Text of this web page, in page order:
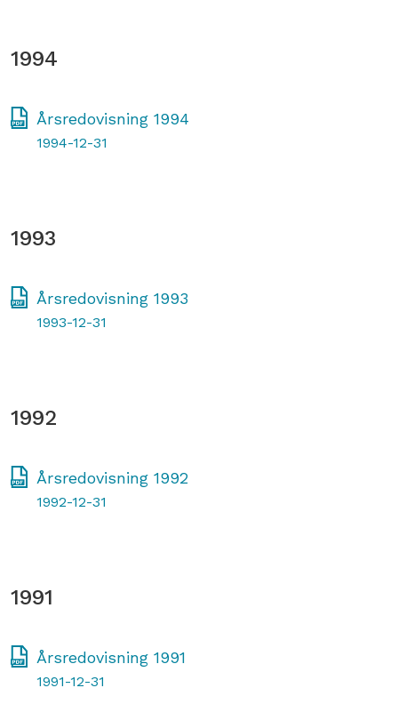
1994
Årsredovisning 1994
1994-12-31
1993
Årsredovisning 1993
1993-12-31
1992
Årsredovisning 1992
1992-12-31
1991
Årsredovisning 1991
1991-12-31